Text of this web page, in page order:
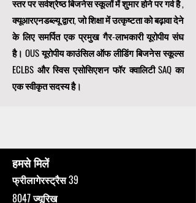
स्तर पर सर्वश्रेष्ठ बिजनेस स्कूलों में शुमार होने पर गर्व है,
क्यूआरएनडब्ल्यू द्वारा, जो शिक्षा में उत्कृष्टता को बढ़ावा देने
के लिए समर्पित एकप्रमुख गैर-लाभकारी यूरोपीय संघ
है। OUSयूरोपीय काउंसिल ऑफ लीडिंग बिजनेस स्कूल्स
ECLBS और स्विस एसोसिएशन फॉर क्वालिटी SAQ का
एक स्वीकृत सदस्य है।
हमसे मिलें
फ्रीलागेरस्ट्रैस 39
8047 ज्यूरिख